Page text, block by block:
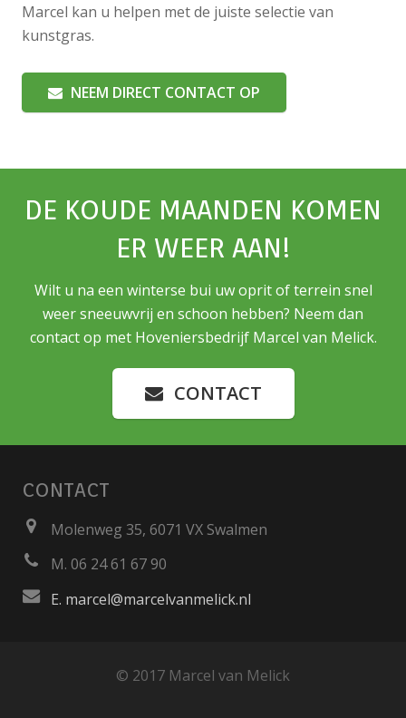
Marcel kan u helpen met de juiste selectie van
kunstgras.
NEEM DIRECT CONTACT OP
DE KOUDE MAANDEN KOMEN
ER WEER AAN!
Wilt u na een winterse bui uw oprit of terrein snel
weer sneeuwvrij en schoon hebben? Neem dan
contact op met Hoveniersbedrijf Marcel van Melick.
CONTACT
CONTACT
Molenweg 35, 6071 VX Swalmen
M. 06 24 61 67 90
E. marcel@marcelvanmelick.nl
© 2017 Marcel van Melick